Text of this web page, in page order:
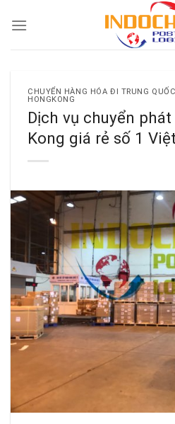
CHUYỂN HÀNG HÓA ĐI TRUNG QUỐC
HONGKONG
Dịch vụ chuyển
Kong giá rẻ số 1